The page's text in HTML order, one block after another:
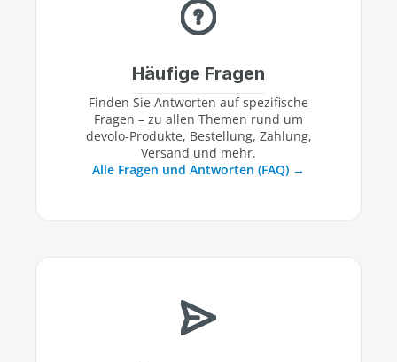
Häufige Fragen
Finden Sie Antworten auf spezifische
Fragen – zu allen Themen rund um
devolo-Produkte, Bestellung, Zahlung,
Versand und mehr.
Alle Fragen und Antworten (FAQ)